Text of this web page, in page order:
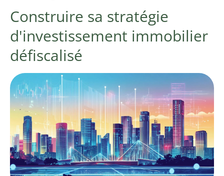
Construire sa stratégie
d'investissement immobilier
défiscalisé